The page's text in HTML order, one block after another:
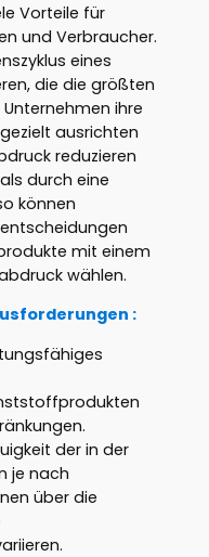
Vorteile für
und Verbraucher.
eines
die die größten
ihre
ausrichten
reduzieren
durch eine
können
mit einem
wählen.
:
der in der
je nach
über die